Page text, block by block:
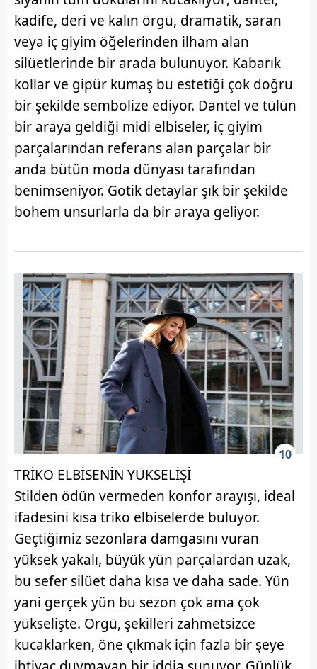
kadife, deri ve kalın örgü, dramatik, saran
veya iç giyim öğelerinden ilham alan
silüetlerinde bir arada bulunuyor. Kabarık
kollar ve gipür kumaş bu estetiği çok doğru
bir şekilde sembolize ediyor. Dantel ve tülün
bir araya geldiği midi elbiseler, iç giyim
parçalarından referans alan parçalar bir
anda bütün moda dünyası tarafından
benimseniyor. Gotik detaylar şık bir şekilde
bohem unsurlarla da bir araya geliyor.
10
TRİKO ELBİSENİN YÜKSELİŞİ
Stilden ödün vermeden konfor arayışı, ideal
ifadesini kısa triko elbiselerde buluyor.
Geçtiğimiz sezonlara damgasını vuran
yüksek yakalı, büyük yün parçalardan uzak,
bu sefer silüet daha kısa ve daha sade. Yün
yani gerçek yün bu sezon çok ama çok
yükselişte. Örgü, şekilleri zahmetsizce
kucaklarken, öne çıkmak için fazla bir şeye